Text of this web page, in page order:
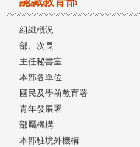
組織概況
部、次長
主任秘書室
本部各單位
國民及學前教育署
青年發展署
部屬機構
本部駐境外機構